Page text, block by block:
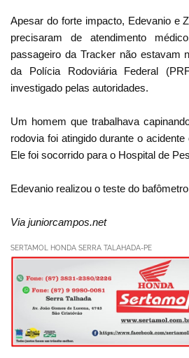
Apesar do forte impacto, Edevanio e
precisaram de atendimento
passageiro da Tracker não estavam
da Polícia Rodoviária Federal
investigado pelas autoridades.
Um homem que trabalhava
rodovia foi atingido durante o
Ele foi socorrido para o Hospital de
Edevanio realizou o teste do
Via juniorcampos.net
SERTAMOL HONDA SERRA TALAHADA-PE